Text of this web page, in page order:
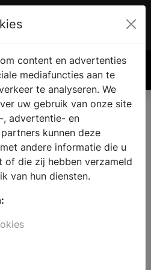
€ 0.00
content en advertenties
mediafuncties aan te
te analyseren. We
uw gebruik van onze site
, advertentie- en
kunnen deze
andere informatie die u
of die zij hebben verzameld
van hun diensten.